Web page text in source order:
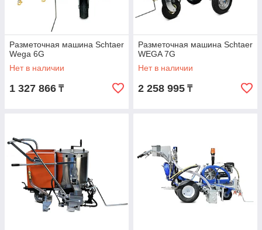
Разметочная машина Schtaer
Wega 6G
Нет в наличии
1 327 866 ₸
Разметочная машина Schtaer
WEGA 7G
Нет в наличии
2 258 995 ₸